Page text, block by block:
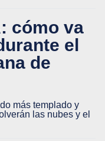
cómo va
el
de
más templado y
las nubes y el